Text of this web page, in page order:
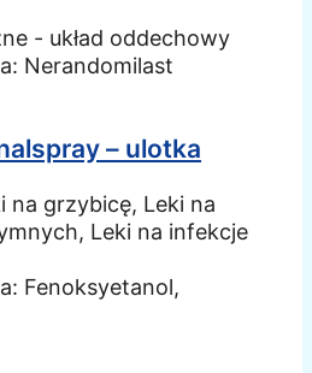
- układ oddechowy
Nerandomilast
– ulotka
na grzybicę, Leki na
Leki na infekcje
Fenoksyetanol,